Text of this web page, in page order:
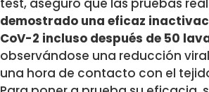
test, aseguró que las pruebas
demostrado una eficaz
CoV-2 incluso después de 50
observándose una reducción
una hora de contacto con el